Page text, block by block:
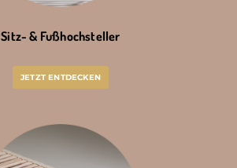
Sitz- & Fußhochsteller
JETZT ENTDECKEN